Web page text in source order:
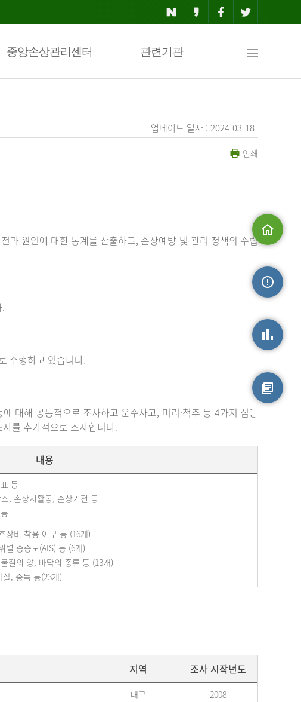
중앙손상관리센터 관련기관
맵
업데이트 일자 : 2024-03-18
인쇄
과 원인에 대한 통계를 산출하고, 손상예방 및 관리 정책의 수립
수행하고 있습니다.
대해 공통적으로 조사하고 운수사고, 머리·척추 등 4가지 심층
를 추가적으로 조사합니다.
내용
등
, 손상시활동, 손상기전 등
장비 착용 여부 등 (16개)
별 중증도(AIS) 등 (6개)
질의 양, 바닥의 종류 등 (13개)
살, 중독 등(23개)
지역 조사 시작년도
대구
2008